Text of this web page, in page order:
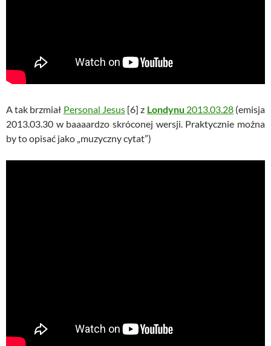
A tak brzmiał Personal Jesus[6] z Londynu 2013.03.28(emisja
2013.03.30 w baaaardzo skróconej wersji. Praktycznie można
by to opisać jako „muzyczny cytat”)